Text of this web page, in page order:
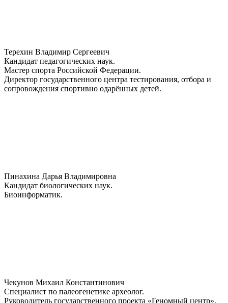
Терехин Владимир Сергеевич
Кандидат педагогических наук.
Мастер спорта Российской Федерации.
Директор государственного центра тестирования, отбора и
сопровождения спортивно одарённых детей.
Пинахина Дарья Владимировна
Кандидат биологических наук.
Биоинформатик.
Чекунов Михаил Константинович
Специалист по палеогенетике археолог.
Руководитель государственного проекта «Геномный центр».